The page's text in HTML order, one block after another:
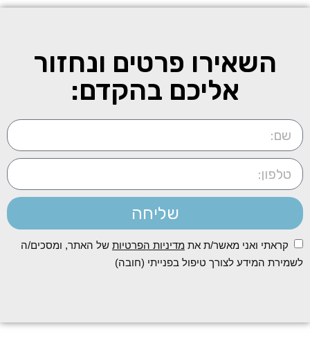
השאירו פרטים ונחזור
אליכם בהקדם:
שליחה
קראתי ואני מאשר/ת את מדיניות הפרטיות של האתר, ומסכים/ה
לשמירת המידע לצורך טיפול בפנייתי (חובה)